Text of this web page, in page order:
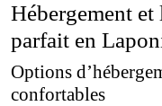
Hébergement
parfait en
Options
confortables